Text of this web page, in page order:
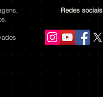
Redes sociais